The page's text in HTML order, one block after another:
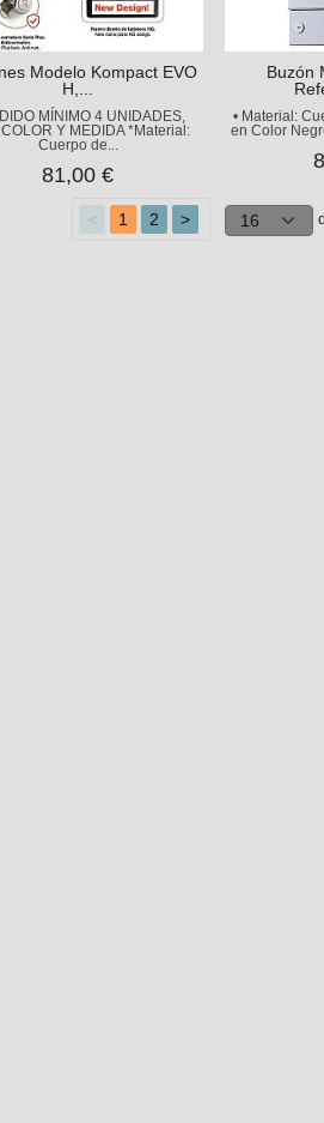
Modelo Kompact EVO
H,...
MÍNIMO 4 UNIDADES,
Y MEDIDA *Material:
Cuerpo de...
81,00 €
Buzón
• Material:
en Color
< 1 2 >